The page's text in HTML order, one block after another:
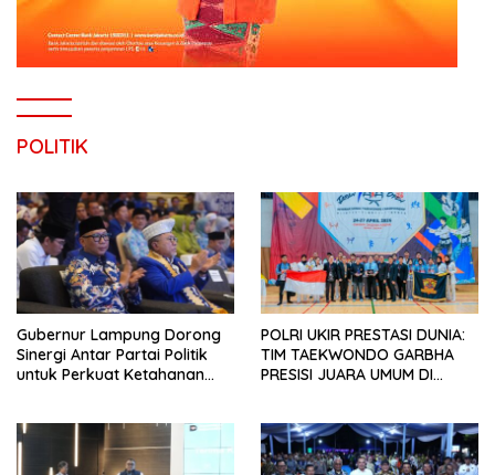
POLITIK
Gubernur Lampung Dorong
Sinergi Antar Partai Politik
untuk Perkuat Ketahanan
POLRI UKIR PRESTASI DUNIA:
TIM TAEKWONDO GARBHA
PRESISI JUARA UMUM DI